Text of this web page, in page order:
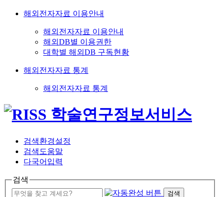
해외전자자료 이용안내
해외전자자료 이용안내
해외DB별 이용권한
대학별 해외DB 구독현황
해외전자자료 통계
해외전자자료 통계
검색환경설정
검색도움말
다국어입력
검색
검색